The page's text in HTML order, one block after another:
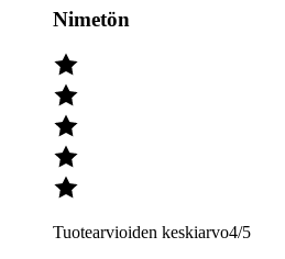
Nimetön
Tuotearvioiden keskiarvo4/5